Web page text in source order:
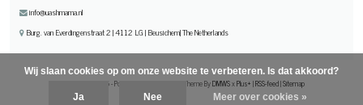
info@uashmama.nl
Burg. van Everdingenstraat 2 | 4112 LG | Beusichem| The Netherlands
© Copyright 2026 - Powered by - Theme ByDMWSxPlus+ |RSS-feed|Sitemap
Wij slaan cookies op om onze website te verbeteren. Is dat akkoord?
Ja Nee Meer over cookies »